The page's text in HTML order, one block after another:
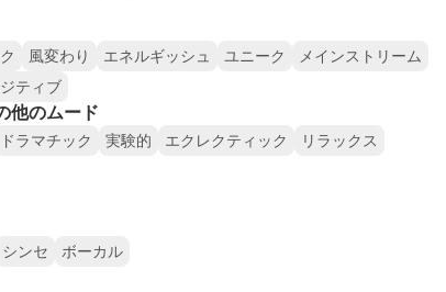
風変わり エネルギッシュ ユニーク
メインストリーム
ティブ
他のムード
ドラマチック 実験的 エクレクティック
リラックス
シンセ ボーカル